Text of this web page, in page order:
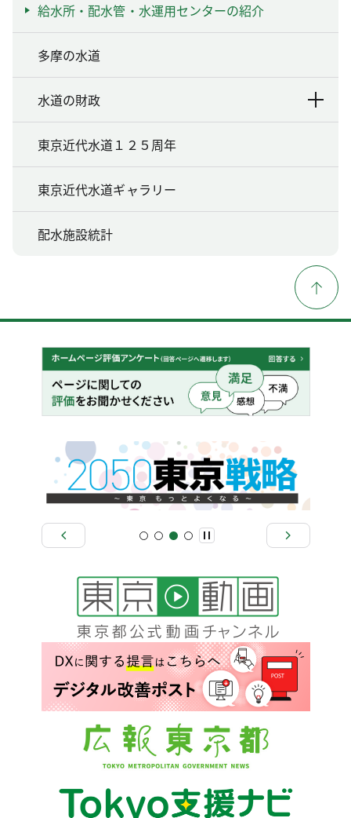
給水所・配水管・水運用センターの紹介
多摩の水道
水道の財政
東京近代水道１２５周年
東京近代水道ギャラリー
配水施設統計